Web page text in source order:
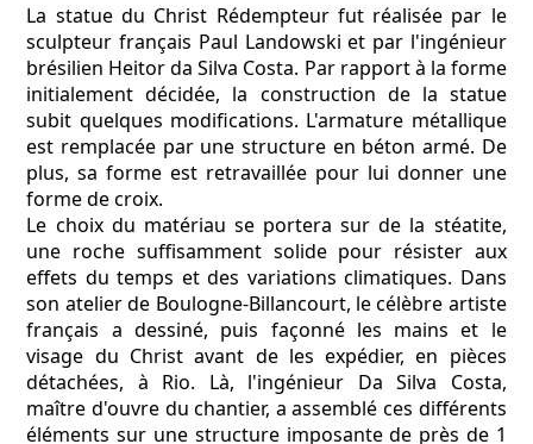
La statue du Christ Rédempteur fut réalisée par le
sculpteur français Paul Landowski et par l'ingénieur
brésilien Heitor da Silva Costa. Par rapport à la forme
initialement décidée, la construction de la statue
subit quelques modifications. L'armature métallique
est remplacée par une structure en béton armé. De
plus, sa forme est retravaillée pour lui donner une
forme de croix.
Le choix du matériau se portera sur de la stéatite,
une roche suffisamment solide pour résister aux
effets du temps et des variations climatiques. Dans
son atelier de Boulogne-Billancourt, le célèbre artiste
français a dessiné, puis façonné les mains et le
visage du Christ avant de les expédier, en pièces
détachées, à Rio. Là, l'ingénieur Da Silva Costa,
maître d'ouvre du chantier, a assemblé ces différents
éléments sur une structure imposante de près de 1